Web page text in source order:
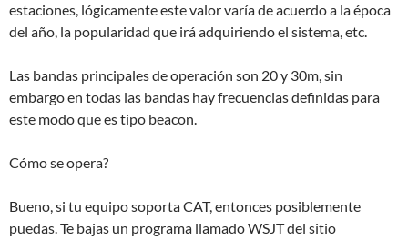
estaciones, lógicamente este valor varía de acuerdo a la época
del año, la popularidad que irá adquiriendo el sistema, etc.
Las bandas principales de operación son 20 y 30m, sin
embargo en todas las bandas hay frecuencias definidas para
este modo que es tipo beacon.
Cómo se opera?
Bueno, si tu equipo soporta CAT, entonces posiblemente
puedas. Te bajas un programa llamado WSJT del sitio